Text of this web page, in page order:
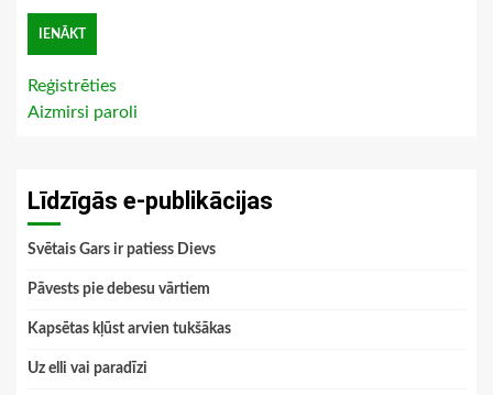
Reģistrēties
Aizmirsi paroli
Līdzīgās e-publikācijas
Svētais Gars ir patiess Dievs
Pāvests pie debesu vārtiem
Kapsētas kļūst arvien tukšākas
Uz elli vai paradīzi